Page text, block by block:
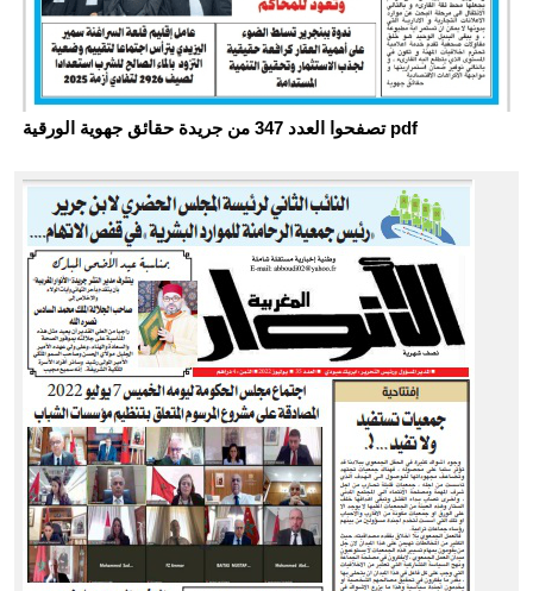
تصفحوا العدد 347 من جريدة حقائق جهوية الورقية pdf